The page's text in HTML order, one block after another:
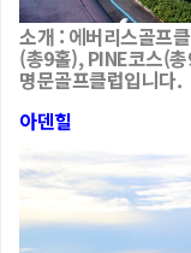
소개 : 에버리스골프
(총9홀), PINE코스(
명문골프클럽입니다.
아덴힐